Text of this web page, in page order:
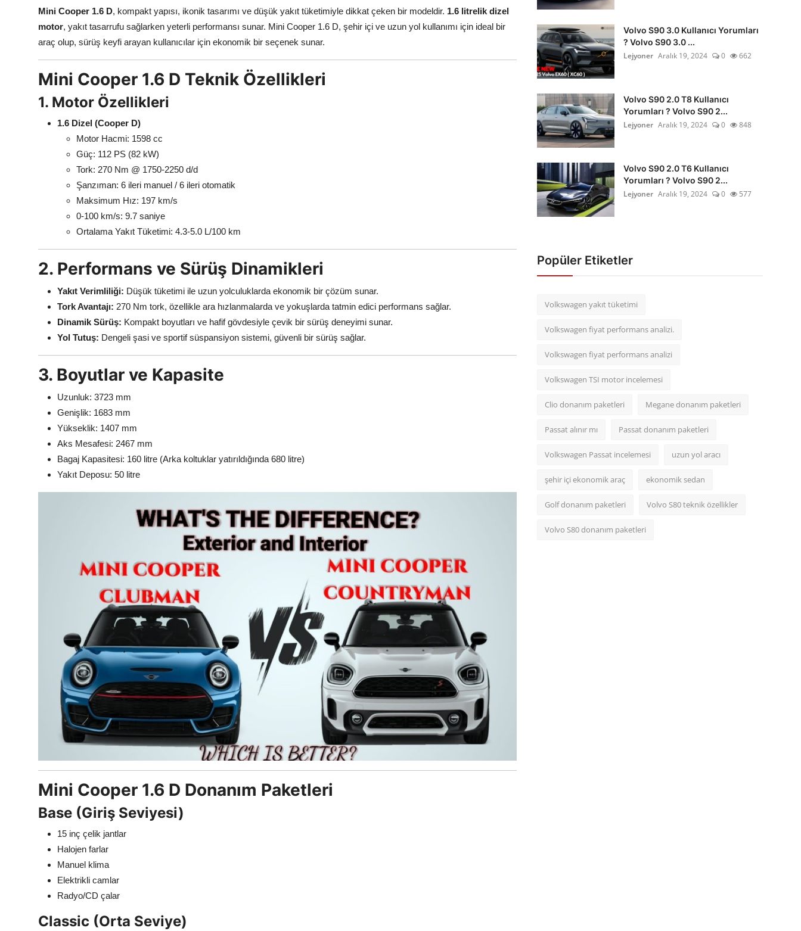
Mini Cooper 1.6 D, kompakt yapısı, ikonik tasarımı ve düşük yakıt tüketimiyle dikkat çeken bir modeldir. 1.6 litrelik dizel
motor, yakıt tasarrufu sağlarken yeterli performansı sunar. Mini Cooper 1.6 D, şehir içi ve uzun yol kullanımı için ideal bir
araç olup, sürüş keyfi arayan kullanıcılar için ekonomik bir seçenek sunar.
Mini Cooper 1.6 D Teknik Özellikleri
1. Motor Özellikleri
1.6 Dizel (Cooper D)
Motor Hacmi: 1598 cc
Güç: 112 PS (82 kW)
Tork: 270 Nm @ 1750-2250 d/d
Şanzıman: 6 ileri manuel / 6 ileri otomatik
Maksimum Hız: 197 km/s
0-100 km/s: 9.7 saniye
Ortalama Yakıt Tüketimi: 4.3-5.0 L/100 km
2. Performans ve Sürüş Dinamikleri
Yakıt Verimliliği: Düşük tüketimi ile uzun yolculuklarda ekonomik bir çözüm sunar.
Tork Avantajı: 270 Nm tork, özellikle ara hızlanmalarda ve yokuşlarda tatmin edici performans sağlar.
Dinamik Sürüş: Kompakt boyutları ve hafif gövdesiyle çevik bir sürüş deneyimi sunar.
Yol Tutuş: Dengeli şasi ve sportif süspansiyon sistemi, güvenli bir sürüş sağlar.
3. Boyutlar ve Kapasite
Uzunluk: 3723 mm
Genişlik: 1683 mm
Yükseklik: 1407 mm
Aks Mesafesi: 2467 mm
Bagaj Kapasitesi: 160 litre (Arka koltuklar yatırıldığında 680 litre)
Yakıt Deposu: 50 litre
Mini Cooper 1.6 D Donanım Paketleri
Base (Giriş Seviyesi)
15 inç çelik jantlar
Halojen farlar
Manuel klima
Elektrikli camlar
Radyo/CD çalar
Classic (Orta Seviye)
Volvo S90 3.0 Kullanıcı Yorumları
? Volvo S90 3.0 ...
Lejyoner Aralık 19, 2024 0 662
Volvo S90 2.0 T8 Kullanıcı
Yorumları ? Volvo S90 2...
Lejyoner Aralık 19, 2024 0 848
Volvo S90 2.0 T6 Kullanıcı
Yorumları ? Volvo S90 2...
Lejyoner Aralık 19, 2024 0 577
Popüler Etiketler
Volkswagen yakıt tüketimi
Volkswagen fiyat performans analizi.
Volkswagen fiyat performans analizi
Volkswagen TSI motor incelemesi
Clio donanım paketleri Megane donanım paketleri
Passat alınır mı Passat donanım paketleri
Volkswagen Passat incelemesi uzun yol aracı
şehir içi ekonomik araç ekonomik sedan
Golf donanım paketleri Volvo S80 teknik özellikler
Volvo S80 donanım paketleri